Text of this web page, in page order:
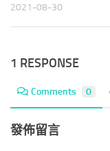
2021-08-30
1 RESPONSE
Comments 0
發佈留言